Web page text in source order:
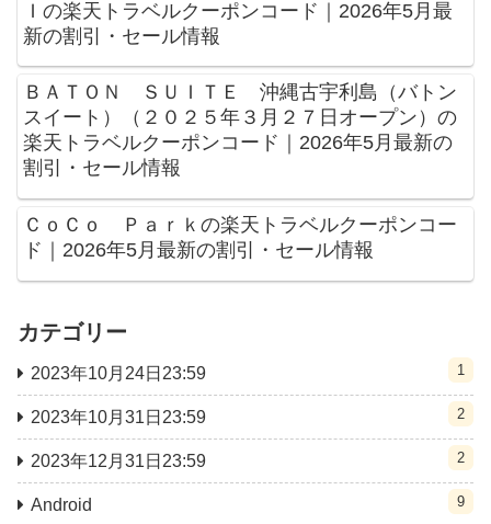
Ｉの楽天トラベルクーポンコード｜2026年5月最
新の割引・セール情報
ＢＡＴＯＮ ＳＵＩＴＥ 沖縄古宇利島（バトン
スイート）（２０２５年３月２７日オープン）の
楽天トラベルクーポンコード｜2026年5月最新の
割引・セール情報
ＣｏＣｏ Ｐａｒｋの楽天トラベルクーポンコー
ド｜2026年5月最新の割引・セール情報
カテゴリー
2023年10月24日23:59 1
2023年10月31日23:59 2
2023年12月31日23:59 2
Android 9